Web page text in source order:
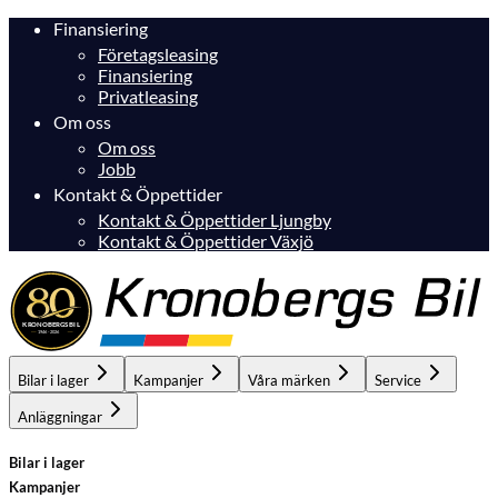
Finansiering
Företagsleasing
Finansiering
Privatleasing
Om oss
Om oss
Jobb
Kontakt & Öppettider
Kontakt & Öppettider Ljungby
Kontakt & Öppettider Växjö
Bilar i lager Kampanjer Våra märken Service
Anläggningar
Bilar i lager
Kampanjer